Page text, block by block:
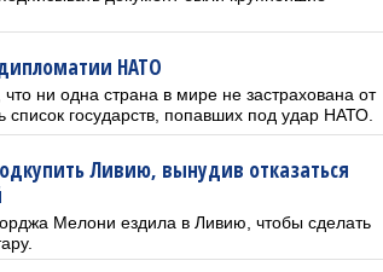
НАТО
ни одна страна в мире не застрахована от
список государств, попавших под удар НАТО.
Ливию, вынудив отказаться
Мелони ездила в Ливию, чтобы сделать